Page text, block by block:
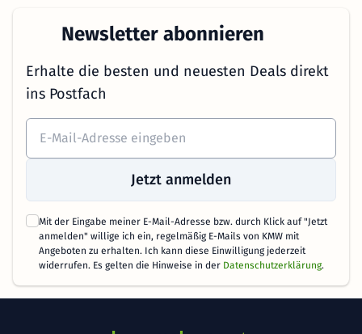
Newsletter abonnieren
Erhalte die besten und neuesten Deals direkt
ins Postfach
Jetzt anmelden
Mit der Eingabe meiner E-Mail-Adresse bzw. durch Klick auf "Jetzt
anmelden" willige ich ein, regelmäßig E-Mails von KMW mit
Angeboten zu erhalten. Ich kann diese Einwilligung jederzeit
widerrufen. Es gelten die Hinweise in der Datenschutzerklärung.